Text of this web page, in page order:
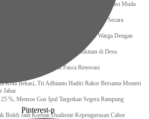
Perkuat Sinergi Demi Lapangan Kerja Generasi Muda
Memastikan Penyaluran Bansos Dilakukan Secara
Sebagai Sarana Komunikasi Antar Warga Dengan
Penting Pengentasan Kemiskinan di Desa
Resmikan 17 Stadion Pasca Renovasi
Kota Bekasi, Tri Adhianto Hadiri Rakor Bersama Menteri
Jabar
%, Mensos Gus Ipul Targetkan Segera Rampung
Boleh Jadi Korban Dualisme Kepengurusan Cabor
Pinterest-p